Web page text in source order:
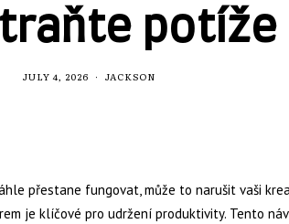
potíže
JULY 4, 2026 JACKSON
přestane fungovat, může to narušit vaši
je klíčové pro udržení produktivity. Tento